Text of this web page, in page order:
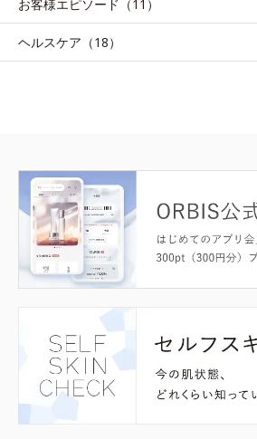
お客様エピソード（11）
ヘルスケア（18）